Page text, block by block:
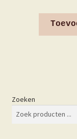
Zoeken